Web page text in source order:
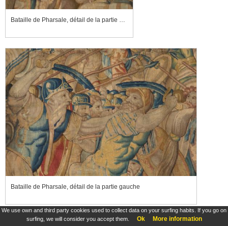
We use own and third party cookies used to collect data on your surfing habits. If you go on
surfing, we will consider you accept them.
Ok More information
Bataille de Pharsale, détail de la partie droite
Bataille de Pharsale, détail de la partie gauche